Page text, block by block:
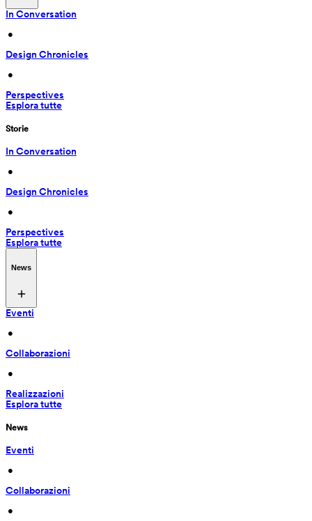
In Conversation
•
Design Chronicles
•
Perspectives
Esplora tutte
Storie
In Conversation
•
Design Chronicles
•
Perspectives
Esplora tutte
News
Eventi
•
Collaborazioni
•
Realizzazioni
Esplora tutte
News
Eventi
•
Collaborazioni
•